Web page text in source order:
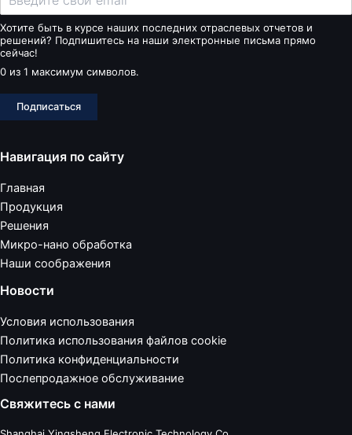
Хотите быть в курсе наших последних отраслевых отчетов и
решений? Подпишитесь на наши электронные письма прямо
сейчас!
0 из 1 максимум символов.
Подписаться
Навигация по сайту
Главная
Продукция
Решения
Микро-нано обработка
Наши соображения
Новости
Условия использования
Политика использования файлов cookie
Политика конфиденциальности
Послепродажное обслуживание
Свяжитесь с нами